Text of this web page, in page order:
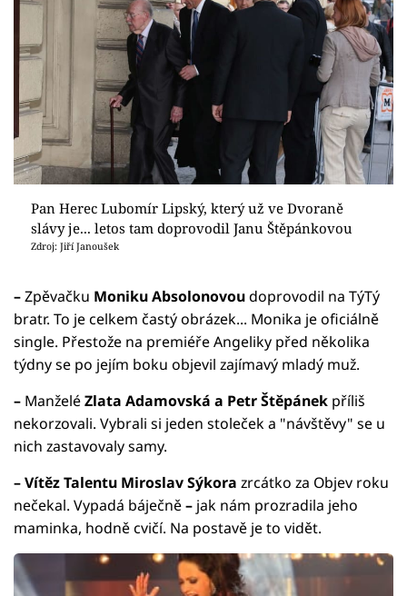
Pan Herec Lubomír Lipský, který už ve Dvoraně
slávy je... letos tam doprovodil Janu Štěpánkovou
Zdroj: Jiří Janoušek
–Zpěvačku Moniku Absolonovoudoprovodil na TýTý
bratr. To je celkem častý obrázek... Monika je oficiálně
single. Přestože na premiéře Angeliky před několika
týdny se po jejím boku objevil zajímavý mladý muž.
– ManželéZlata Adamovská a Petr Štěpánek příliš
nekorzovali. Vybrali si jeden stoleček a "návštěvy" se u
nich zastavovaly samy.
–Vítěz Talentu Miroslav Sýkora zrcátko za Objev roku
nečekal. Vypadá báječně– jak nám prozradila jeho
maminka, hodně cvičí. Na postavě je to vidět.